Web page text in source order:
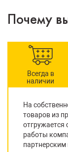
Почему
Всегда в
наличии
На
товаров из
отгружается
работы